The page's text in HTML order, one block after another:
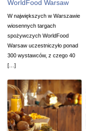
WorldFood Warsaw
W największych w Warszawie
wiosennych targach
spożywczych WorldFood
Warsaw uczestniczyło ponad
300 wystawców, z czego 40
[…]